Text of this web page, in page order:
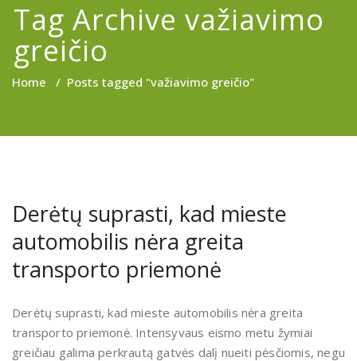
Tag Archive važiavimo
greičio
Home / Posts tagged "važiavimo greičio"
Derėtų suprasti, kad mieste
automobilis nėra greita
transporto priemonė
Derėtų suprasti, kad mieste automobilis nėra greita
transporto priemonė. Intensyvaus eismo metu žymiai
greičiau galima perkrautą gatvės dalį nueiti pėsčiomis, negu